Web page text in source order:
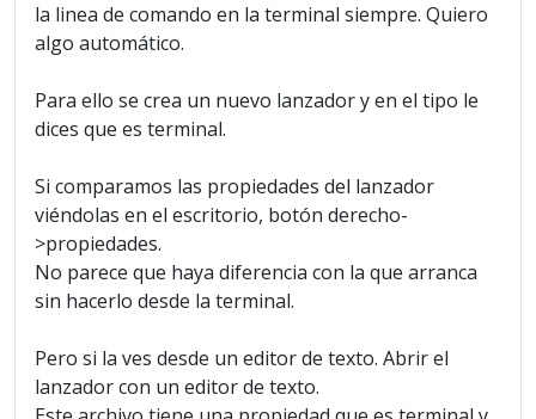
la linea de comando en la terminal siempre. Quiero
algo automático.
Para ello se crea un nuevo lanzador y en el tipo le
dices que es terminal.
Si comparamos las propiedades del lanzador
viéndolas en el escritorio, botón derecho-
>propiedades.
No parece que haya diferencia con la que arranca
sin hacerlo desde la terminal.
Pero si la ves desde un editor de texto. Abrir el
lanzador con un editor de texto.